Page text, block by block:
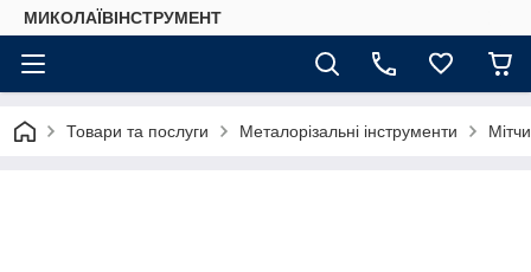
МИКОЛАЇВІНСТРУМЕНТ
Товари та послуги Металорізальні інструменти